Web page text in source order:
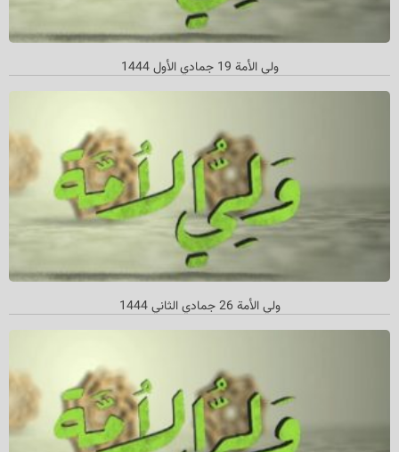
ولي الأمة 19 جمادي الأول 1444
ولي الأمة 26 جمادي الثاني‌ 1444